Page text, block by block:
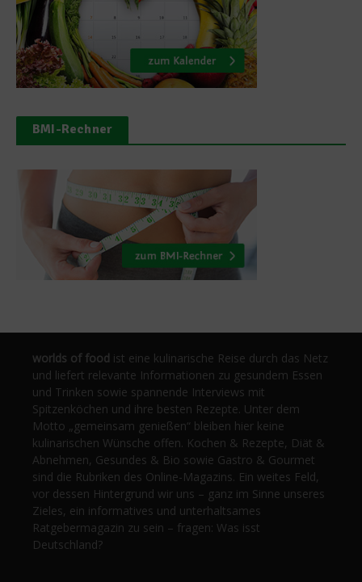
BMI-Rechner
worlds of food ist eine kulinarische Reise durch das Netz
und liefert relevante Informationen zu gesundem Essen
und Trinken sowie spannende Interviews mit
Spitzenköchen und ihre besten Rezepte. Unter dem
Motto „gemeinsam genießen“ bleiben hier keine
kulinarischen Wünsche offen. Kochen & Rezepte, Diät &
Abnehmen, Gesundes & Bio sowie Gastro & Gourmet
sind die Rubriken des Online-Magazins. Ein weites Feld,
vor dessen Hintergrund wir uns – ganz im Sinne unseres
Zieles, ein informatives und unterhaltsames
Ratgebermagazin zu sein – fragen: Was isst
Deutschland?